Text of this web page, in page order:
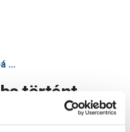
...
történt